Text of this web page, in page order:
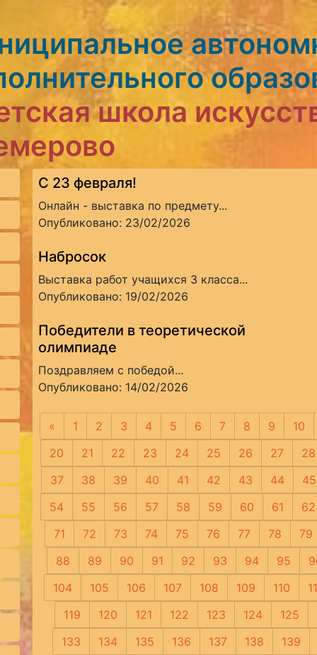
школа
С 23 февраля!
Онлайн - выставка по предмету...
Опубликовано: 23/02/2026
Набросок
Выставка работ учащихся 3 класса...
Опубликовано: 19/02/2026
Победители в теоретической
олимпиаде
Поздравляем с победой...
Опубликовано: 14/02/2026
« Предыдущая
1 2 3 4 5 6 7 8 9
10
20
21 22 23 24 25 26 27
28
37
38 39 40 41 42 43 44
45
54
55 56 57 58 59 60 61
62
71
72 73 74 75 76 77 78
79
88
89 90 91 92 93 94 95
104
105 106 107 108 109 110
119
120 121 122 123 124
125
133
134 135 136 137 138
139